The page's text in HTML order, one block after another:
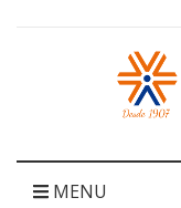
APCEF/SP
Acessar
página
inicial
MENU